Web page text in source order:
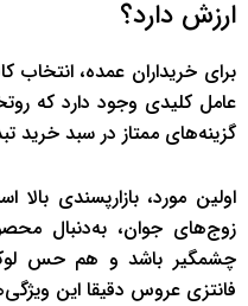
ارزش دارد؟
برای خریداران عمده،
عامل کلیدی وجود دارد که
گزینه‌های ممتاز در سبد خرید
اولین مورد، بازارپسندی
زوج‌های جوان، به‌دنبال
چشمگیر باشد و هم حس
فانتزی عروس دقیقا این